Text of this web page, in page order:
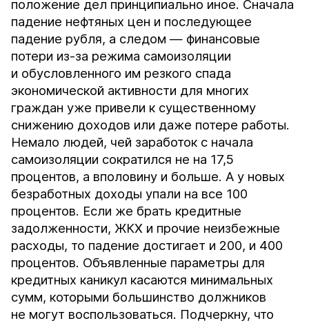
положение дел принципиально иное. Сначала
падение нефтяных цен и последующее
падение рубля, а следом — финансовые
потери из-за режима самоизоляции
и обусловленного им резкого спада
экономической активности для многих
граждан уже привели к существенному
снижению доходов или даже потере работы.
Немало людей, чей заработок с начала
самоизоляции сократился не на 17,5
процентов, а вполовину и больше. А у новых
безработных доходы упали на все 100
процентов. Если же брать кредитные
задолженности, ЖКХ и прочие неизбежные
расходы, то падение достигает и 200, и 400
процентов. Объявленные параметры для
кредитных каникул касаются минимальных
сумм, которыми большинство должников
не могут воспользоваться. Подчеркну, что